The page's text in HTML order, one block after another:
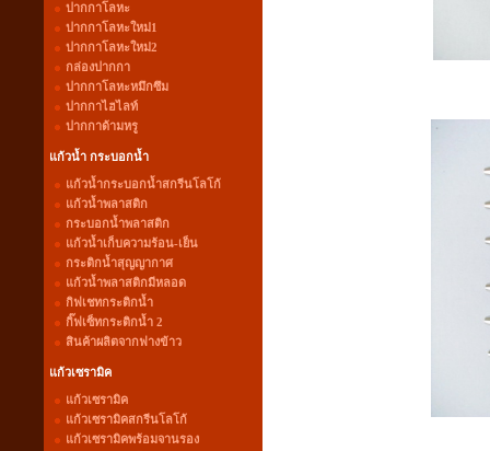
ปากกาโลหะ
ปากกาโลหะใหม่1
ปากกาโลหะใหม่2
กล่องปากกา
ปากกาโลหะหมึกซึม
ปากกาไฮไลท์
ปากกาด้ามหรู
แก้วน้ำ กระบอกน้ำ
แก้วน้ำกระบอกน้ำสกรีนโลโก้
แก้วน้ำพลาสติก
กระบอกน้ำพลาสติก
แก้วน้ำเก็บความร้อน-เย็น
กระติกน้ำสุญญากาศ
แก้วน้ำพลาสติกมีหลอด
กิฟเชทกระติกน้ำ
กิ๊ฟเซ็ทกระติกน้ำ 2
สินค้าผลิตจากฟางข้าว
แก้วเซรามิค
แก้วเซรามิค
แก้วเซรามิคสกรีนโลโก้
แก้วเซรามิคพร้อมจานรอง